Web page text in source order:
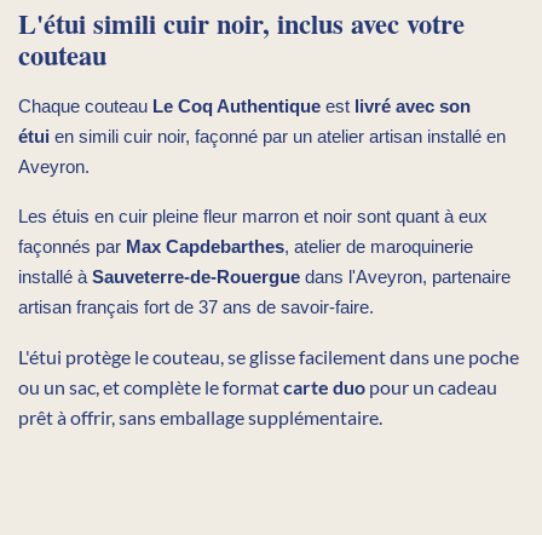
L'étui simili cuir noir, inclus avec votre
couteau
Chaque couteau Le Coq Authentique est livré avec son
étui en simili cuir noir, façonné par un atelier artisan installé en
Aveyron.
Les étuis en cuir pleine fleur marron et noir sont quant à eux
façonnés par Max Capdebarthes, atelier de maroquinerie
installé àSauveterre-de-Rouergue dans l'Aveyron, partenaire
artisan français fort de 37 ans de savoir-faire.
L'étui protège le couteau, se glisse facilement dans une poche
ou un sac, et complète le formatcarte duo pour un cadeau
prêt à offrir, sans emballage supplémentaire.